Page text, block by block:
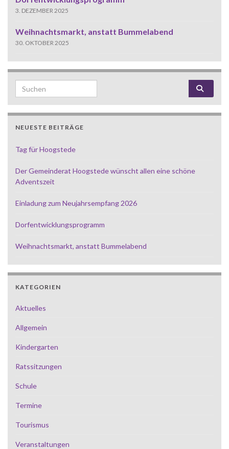
3. DEZEMBER 2025
Weihnachtsmarkt, anstatt Bummelabend
30. OKTOBER 2025
Search for:
NEUESTE BEITRÄGE
Tag für Hoogstede
Der Gemeinderat Hoogstede wünscht allen eine schöne
Adventszeit
Einladung zum Neujahrsempfang 2026
Dorfentwicklungsprogramm
Weihnachtsmarkt, anstatt Bummelabend
KATEGORIEN
Aktuelles
Allgemein
Kindergarten
Ratssitzungen
Schule
Termine
Tourismus
Veranstaltungen